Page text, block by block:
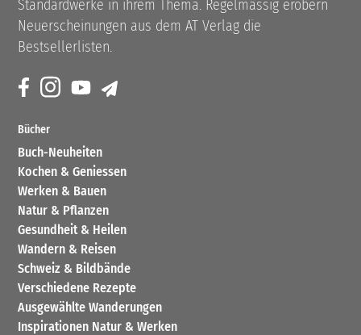
Standardwerke in ihrem Thema. Regelmässig erobern
Neuerscheinungen aus dem AT Verlag die
Bestsellerlisten.
Bücher
Buch-Neuheiten
Kochen & Geniessen
Werken & Bauen
Natur & Pflanzen
Gesundheit & Heilen
Wandern & Reisen
Schweiz & Bildbände
Verschiedene Rezepte
Ausgewählte Wanderungen
Inspirationen Natur & Werken